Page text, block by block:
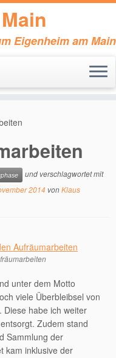
Eigenheim am Main
und verschlagwortet mit
2014 vonKlaus
unter dem Motto
viele Überbleibsel von
habe ich weiter
Zudem stand
Sammlung der
kam inklusive der